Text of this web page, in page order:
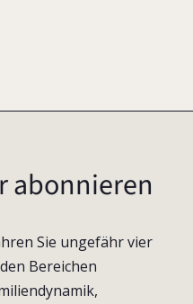
abonnieren
Sie ungefähr vier
Bereichen